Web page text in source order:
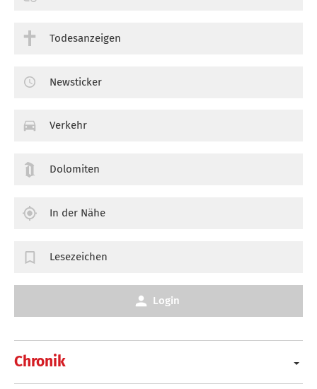
Chronik
Todesanzeigen
Newsticker
Verkehr
Dolomiten
In der Nähe
Lesezeichen
Login